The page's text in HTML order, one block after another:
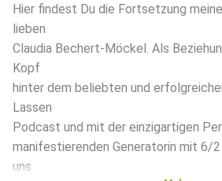
Hier findest Du die Fortsetzung
lieben
Claudia Bechert-Möckel. Als
Kopf
hinter dem beliebten und
Lassen
Podcast und mit der einzigartigen
manifestierenden Generatorin mit 6/
uns